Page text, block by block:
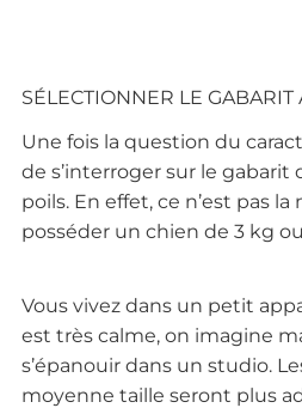
SÉLECTIONNER LE GABARIT
Une fois la question du
de s’interroger sur le
poils. En effet, ce n’est pas
posséder un chien de 3 kg
Vous vivez dans un petit
est très calme, on imagine
s’épanouir dans un studio.
moyenne taille seront plus